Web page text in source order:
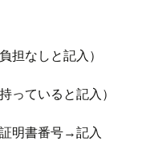
担なしと記入）
っていると記入）
明書番号→記入